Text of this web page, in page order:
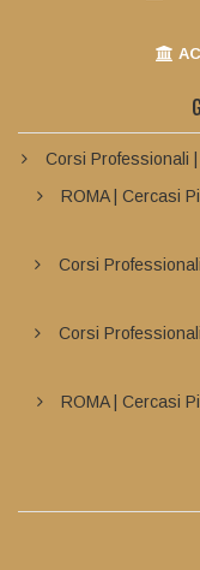
Corsi Professionali
ROMA | Cercasi
Corsi
Corsi
ROMA | Cercasi